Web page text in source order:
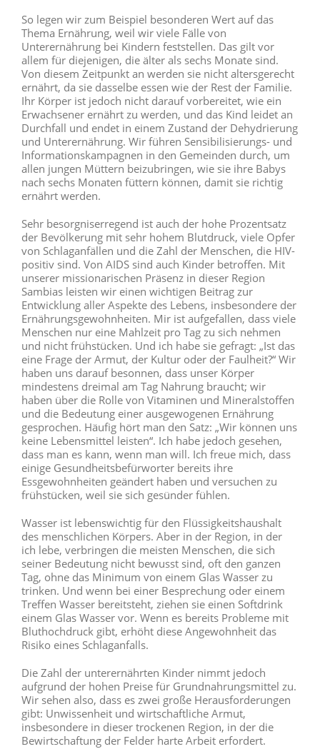
So legen wir zum Beispiel besonderen Wert auf das
Thema Ernährung, weil wir viele Fälle von
Unterernährung bei Kindern feststellen. Das gilt vor
allem für diejenigen, die älter als sechs Monate sind.
Von diesem Zeitpunkt an werden sie nicht altersgerecht
ernährt, da sie dasselbe essen wie der Rest der Familie.
Ihr Körper ist jedoch nicht darauf vorbereitet, wie ein
Erwachsener ernährt zu werden, und das Kind leidet an
Durchfall und endet in einem Zustand der Dehydrierung
und Unterernährung. Wir führen Sensibilisierungs- und
Informationskampagnen in den Gemeinden durch, um
allen jungen Müttern beizubringen, wie sie ihre Babys
nach sechs Monaten füttern können, damit sie richtig
ernährt werden.
Sehr besorgniserregend ist auch der hohe Prozentsatz
der Bevölkerung mit sehr hohem Blutdruck, viele Opfer
von Schlaganfällen und die Zahl der Menschen, die HIV-
positiv sind. Von AIDS sind auch Kinder betroffen. Mit
unserer missionarischen Präsenz in dieser Region
Sambias leisten wir einen wichtigen Beitrag zur
Entwicklung aller Aspekte des Lebens, insbesondere der
Ernährungsgewohnheiten. Mir ist aufgefallen, dass viele
Menschen nur eine Mahlzeit pro Tag zu sich nehmen
und nicht frühstücken. Und ich habe sie gefragt: „Ist das
eine Frage der Armut, der Kultur oder der Faulheit?“ Wir
haben uns darauf besonnen, dass unser Körper
mindestens dreimal am Tag Nahrung braucht; wir
haben über die Rolle von Vitaminen und Mineralstoffen
und die Bedeutung einer ausgewogenen Ernährung
gesprochen. Häufig hört man den Satz: „Wir können uns
keine Lebensmittel leisten“. Ich habe jedoch gesehen,
dass man es kann, wenn man will. Ich freue mich, dass
einige Gesundheitsbefürworter bereits ihre
Essgewohnheiten geändert haben und versuchen zu
frühstücken, weil sie sich gesünder fühlen.
Wasser ist lebenswichtig für den Flüssigkeitshaushalt
des menschlichen Körpers. Aber in der Region, in der
ich lebe, verbringen die meisten Menschen, die sich
seiner Bedeutung nicht bewusst sind, oft den ganzen
Tag, ohne das Minimum von einem Glas Wasser zu
trinken. Und wenn bei einer Besprechung oder einem
Treffen Wasser bereitsteht, ziehen sie einen Softdrink
einem Glas Wasser vor. Wenn es bereits Probleme mit
Bluthochdruck gibt, erhöht diese Angewohnheit das
Risiko eines Schlaganfalls.
Die Zahl der unterernährten Kinder nimmt jedoch
aufgrund der hohen Preise für Grundnahrungsmittel zu.
Wir sehen also, dass es zwei große Herausforderungen
gibt: Unwissenheit und wirtschaftliche Armut,
insbesondere in dieser trockenen Region, in der die
Bewirtschaftung der Felder harte Arbeit erfordert.